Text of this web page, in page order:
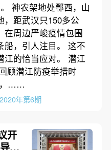
神农架地处鄂西，山
，距武汉只150多公
在周边严峻疫情包围
船，引人注目。 这不
江的恰当应对。 潜江
顾潜江防疫举措时
，……
年第6期
开